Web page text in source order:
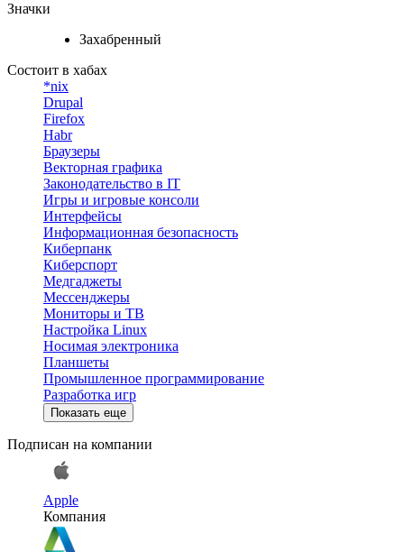
Значки
Захабренный
Состоит в хабах
*nix
Drupal
Firefox
Habr
Браузеры
Векторная графика
Законодательство в IT
Игры и игровые консоли
Интерфейсы
Информационная безопасность
Киберпанк
Киберспорт
Медгаджеты
Мессенджеры
Мониторы и ТВ
Настройка Linux
Носимая электроника
Планшеты
Промышленное программирование
Разработка игр
Показать еще
Подписан на компании
Apple
Компания